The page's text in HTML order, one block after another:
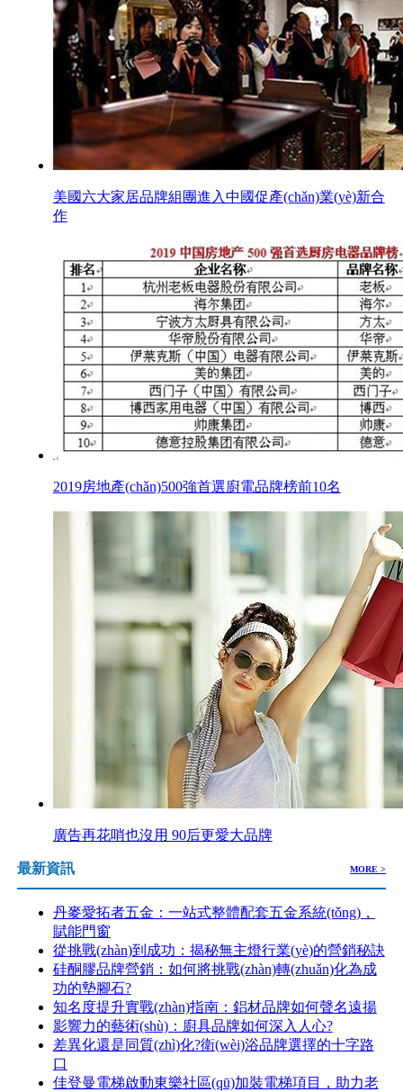
美國六大家居品牌組團進入中國促產(chǎn)業(yè)新合
作
2019房地產(chǎn)500強首選廚電品牌榜前10名
廣告再花哨也沒用 90后更愛大品牌
最新資訊 MORE >
丹麥愛拓者五金：一站式整體配套五金系統(tǒng)，
賦能門窗
從挑戰(zhàn)到成功：揭秘無主燈行業(yè)的營銷秘訣
硅酮膠品牌營銷：如何將挑戰(zhàn)轉(zhuǎn)化為成
功的墊腳石?
知名度提升實戰(zhàn)指南：鋁材品牌如何聲名遠揚
影響力的藝術(shù)：廚具品牌如何深入人心?
差異化還是同質(zhì)化?衛(wèi)浴品牌選擇的十字路
口
佳登曼電梯啟動東樂社區(qū)加裝電梯項目，助力老